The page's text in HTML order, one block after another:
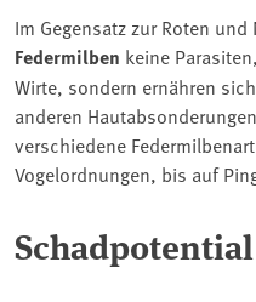
Im Gegensatz zur Roten
Federmilben keine
Wirte, sondern ernähren
anderen
verschiedene
Vogelordnungen, bis auf
Schadpotential